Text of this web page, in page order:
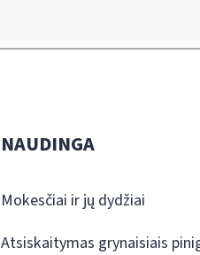
NAUDINGA
Mokesčiai ir jų dydžiai
Atsiskaitymas grynaisiais